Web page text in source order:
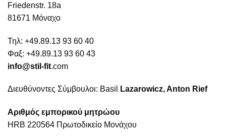
Friedenstr. 18a
81671 Μόναχο
Τηλ: +49.89.13 93 60 40
Φαξ: +49.89.13 93 60 43
info@stil-fit.com
Διευθύνοντες Σύμβουλοι: Basil Lazarowicz, Anton Rief
Αριθμός εμπορικού μητρώου
HRB 220564 Πρωτοδικείο Μονάχου